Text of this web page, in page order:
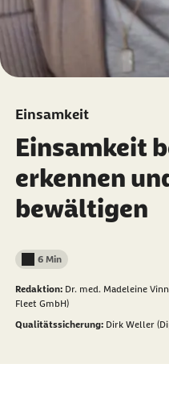
Einsamkeit
Einsamkeit
erkennen
bewältigen
Lesedauer weniger als
6 Min
Redaktion: Dr. med. Madeleine
Fleet GmbH)
Qualitätssicherung: Dirk Weller